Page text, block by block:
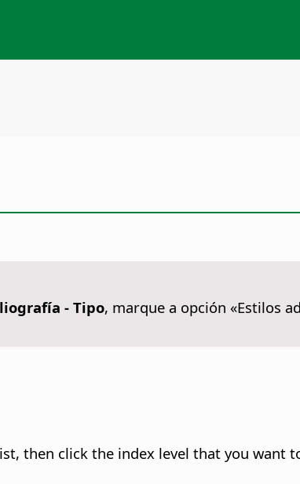
- Tipo, marque a opción «Estilos
then click the index level that you want